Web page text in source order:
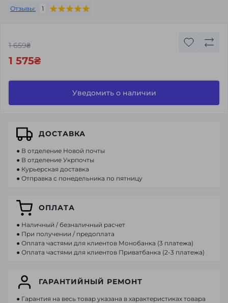
Отзывы: 1
1 659₴
1 575₴
Уведомить о наличии
ДОСТАВКА
● В отделение Новой почты
● В отделение Укрпочты
● Курьерская доставка
● Отправка с понедельника по пятницу
ОПЛАТА
● Наличный / безналичный расчет
● При получении / предоплата
● Оплата частями для клиентов Монобанка (3 платежа)
● Оплата частями для клиентов Приватбанка (2-3 платежа)
ГАРАНТИЙНЫЙ РЕМОНТ
● Гарантия на весь товар указана в характеристиках товара